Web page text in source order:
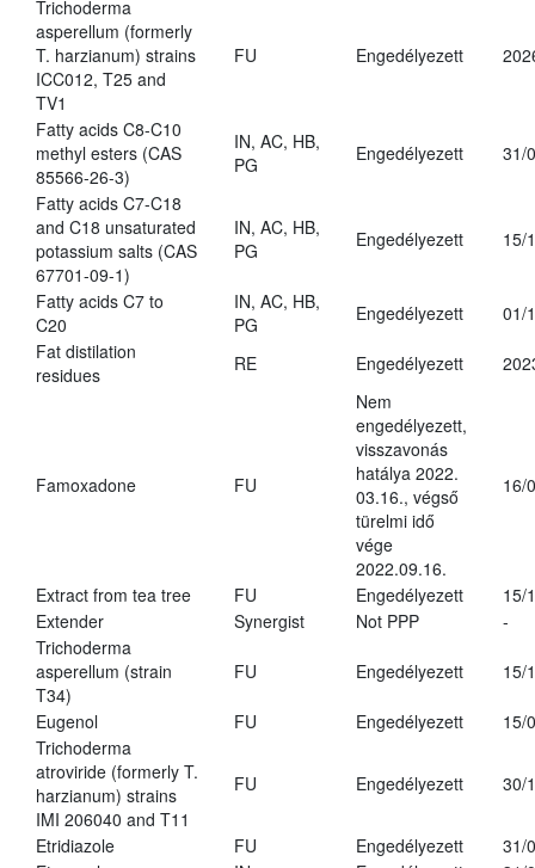
Trichoderma
asperellum (formerly
T. harzianum) strains
ICC012, T25 and
TV1
FU Engedélyezett
Fatty acids C8-C10
methyl esters (CAS
85566-26-3)
IN, AC, HB,
PG
Engedélyezett 31/
Fatty acids C7-C18
and C18 unsaturated
potassium salts (CAS
67701-09-1)
IN, AC, HB,
PG
Engedélyezett 15/
Fatty acids C7 to
C20
IN, AC, HB,
PG
Engedélyezett
01/
Fat distilation
residues
RE Engedélyezett
Famoxadone FU
Nem
engedélyezett,
visszavonás
hatálya 2022.
03.16., végső
türelmi idő
vége
2022.09.16.
16/
Extract from tea tree FU Engedélyezett
15/
Extender
Synergist Not PPP
-
Trichoderma
asperellum (strain
T34)
FU Engedélyezett 15/
Eugenol FU Engedélyezett
15/
Trichoderma
atroviride (formerly T.
harzianum) strains
IMI 206040 and T11
FU Engedélyezett 30/
Etridiazole FU Engedélyezett
31/